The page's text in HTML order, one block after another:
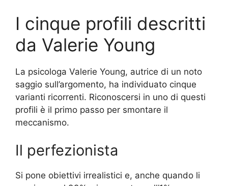
I cinque profili descritti
da Valerie Young
La psicologa Valerie Young, autrice di un noto
saggio sull’argomento, ha individuato cinque
varianti ricorrenti. Riconoscersi in uno di questi
profili è il primo passo per smontare il
meccanismo.
Il perfezionista
Si pone obiettivi irrealistici e, anche quando li